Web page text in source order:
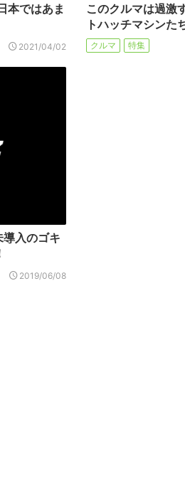
本ではあま
2021/04/02
このクルマは過激
トハッチマシンた
クルマ 特集
入のゴキ
2019/06/08